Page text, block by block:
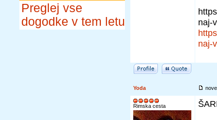
Preglej vse
dogodke v tem letu
naj-
naj-
Yoda
Rimska cesta